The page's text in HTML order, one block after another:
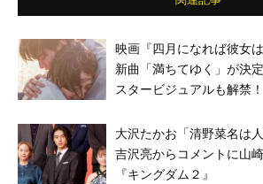
映画『四月になれば彼女
新曲「満ちてゆく」が決
スタービジュアルも解禁！
大沢たかお「清野菜名は
吉沢亮からコメントに山
『キングダム２』